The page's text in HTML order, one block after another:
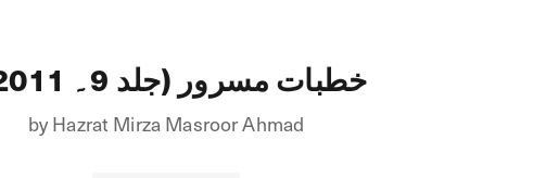
خطبات مسرور (جلد 9۔ 2011ء)
byHazrat Mirza Masroor Ahmad